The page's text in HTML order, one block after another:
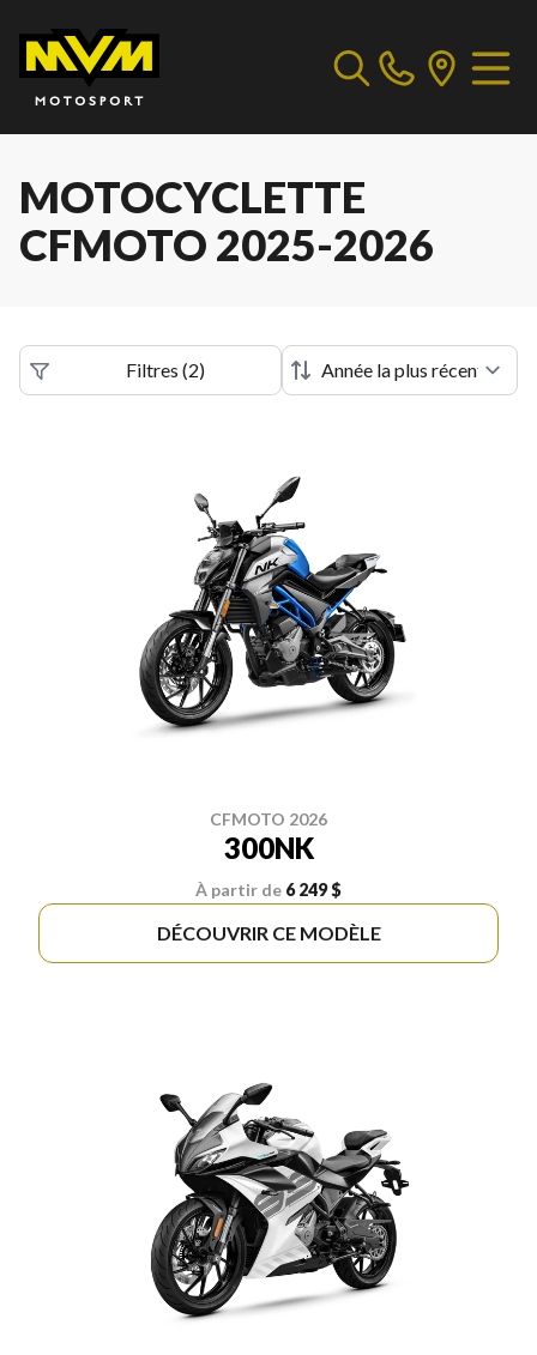
MOTOCYCLETTE
CFMOTO 2025-2026
Filtres (2)
CFMOTO 2026
300NK
À partir de 6 249 $
DÉCOUVRIR CE MODÈLE